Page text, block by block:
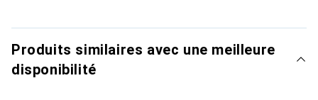
Produits similaires avec une meilleure
disponibilité